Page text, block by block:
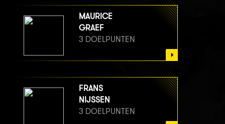
MAURICE
GRAEF
3 DOELPUNTEN
FRANS
NIJSSEN
3 DOELPUNTEN